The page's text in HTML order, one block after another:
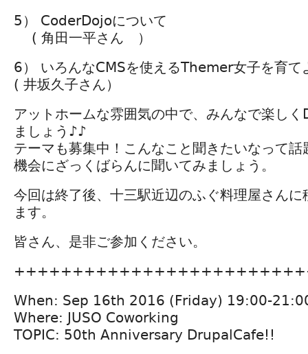
5） CoderDojoについて
( 角田一平さん ）
6） いろんなCMSを使えるThemer女子を育て
( 井坂久子さん）
アットホームな雰囲気の中で、みんなで楽し
ましょう♪♪
テーマも募集中！こんなこと聞きたいなって
機会にざっくばらんに聞いてみましょう。
今回は終了後、十三駅近辺のふぐ料理屋さん
ます。
皆さん、是非ご参加ください。
When: Sep 16th 2016 (Friday) 19:00-
Where: JUSO Coworking
TOPIC: 50th Anniversary DrupalCafe!!